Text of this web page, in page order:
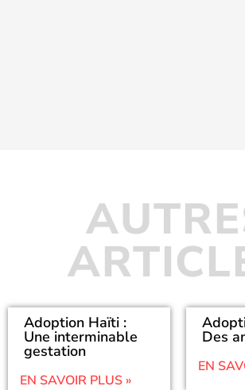
Adoption Haïti :
Une interminable
gestation
EN SAVOIR PLUS »
Des
EN